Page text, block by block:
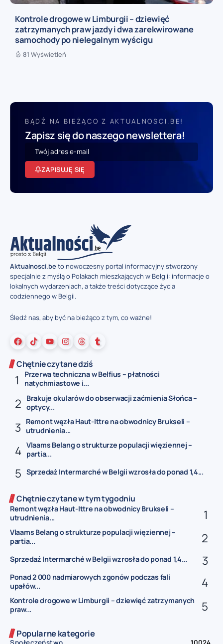
Kontrole drogowe w Limburgii – dziewięć
zatrzymanych praw jazdy i dwa zarekwirowane
samochody po nielegalnym wyścigu
81 Wyświetleń
BĄDŹ NA BIEŻĄCO Z AKTUALNOSCI.BE!
Zapisz się do naszego newslettera!
ZAPISUJĘ SIĘ
Aktualnosci.beto nowoczesny portal informacyjny stworzony
specjalnie z myślą o Polakach mieszkających w Belgii: informacje o
lokalnych wydarzeniach, a także treści dotyczące życia
codziennego w Belgii.
Śledź nas, aby być na bieżąco z tym, co ważne!
Chętnie czytane dziś
Przerwa techniczna w Belfius – płatności
natychmiastowe i...
Brakuje okularów do obserwacji zaćmienia Słońca –
optycy...
Remont węzła Haut-Ittre na obwodnicy Brukseli –
utrudnienia...
Vlaams Belang o strukturze populacji więziennej –
partia...
Sprzedaż Intermarché w Belgii wzrosła do ponad 1,4...
Chętnie czytane w tym tygodniu
Remont węzła Haut-Ittre na obwodnicy Brukseli –
utrudnienia...
Vlaams Belang o strukturze populacji więziennej –
partia...
Sprzedaż Intermarché w Belgii wzrosła do ponad 1,4...
Ponad 2 000 nadmiarowych zgonów podczas fali
upałów...
Kontrole drogowe w Limburgii – dziewięć zatrzymanych
praw...
Popularne kategorie